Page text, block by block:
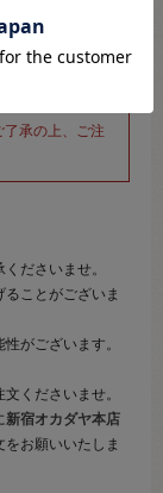
す。
ん。
ンショップ窓
承の上、ご注
ださいませ。
ことがございま
がございます。
くださいませ。
新宿オカダヤ本店
お願いいたしま